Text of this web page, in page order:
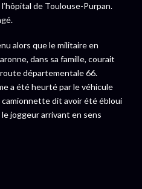
de Toulouse-Purpan.
alors que le militaire en
dans sa famille, courait
départementale 66.
a été heurté par le véhicule
dit avoir été ébloui
joggeur arrivant en sens